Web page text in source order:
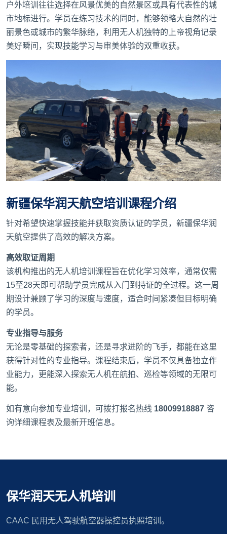
户外培训往往选择在风景优美的自然景区或具有代表性的城
市地标进行。学员在练习技术的同时，能够领略大自然的壮
丽景色或城市的繁华脉络，利用无人机独特的上帝视角记录
美好瞬间，实现技能学习与审美体验的双重收获。
新疆保华润天航空培训课程介绍
针对希望快速掌握技能并获取资质认证的学员，新疆保华润
天航空提供了高效的解决方案。
高效取证周期
该机构推出的无人机培训课程旨在优化学习效率，通常仅需
15至28天即可帮助学员完成从入门到持证的全过程。这一周
期设计兼顾了学习的深度与速度，适合时间紧凑但目标明确
的学员。
专业指导与服务
无论是零基础的探索者，还是寻求进阶的飞手，都能在这里
获得针对性的专业指导。课程结束后，学员不仅具备独立作
业能力，更能深入探索无人机在航拍、巡检等领域的无限可
能。
如有意向参加专业培训，可拨打报名热线 18009918887 咨
询详细课程表及最新开班信息。
保华润天无人机培训
CAAC 民用无人驾驶航空器操控员执照培训。